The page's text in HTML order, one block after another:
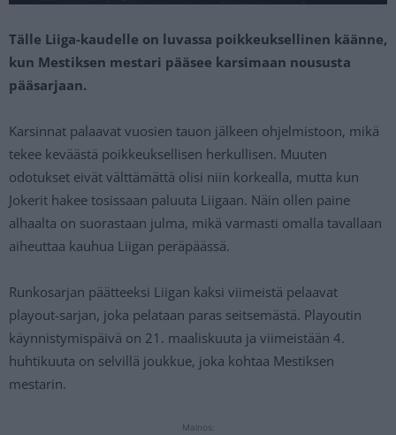
Tälle Liiga-kaudelle on luvassa poikkeuksellinen käänne,
kun Mestiksen mestari pääsee karsimaan noususta
pääsarjaan.
Karsinnat palaavat vuosien tauon jälkeen ohjelmistoon, mikä
tekee keväästä poikkeuksellisen herkullisen. Muuten
odotukset eivät välttämättä olisi niin korkealla, mutta kun
Jokerit hakee tosissaan paluuta Liigaan. Näin ollen paine
alhaalta on suorastaan julma, mikä varmasti omalla tavallaan
aiheuttaa kauhua Liigan peräpäässä.
Runkosarjan päätteeksi Liigan kaksi viimeistä pelaavat
playout-sarjan, joka pelataan paras seitsemästä. Playoutin
käynnistymispäivä on 21. maaliskuuta ja viimeistään 4.
huhtikuuta on selvillä joukkue, joka kohtaa Mestiksen
mestarin.
Mainos: